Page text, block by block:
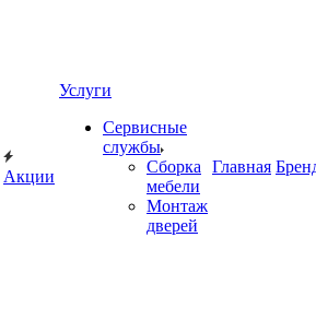
Акции
Услуги
Сервисные
службы
Сборка
мебели
Монтаж
дверей
Главная